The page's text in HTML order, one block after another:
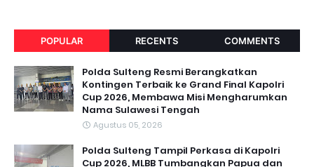
POPULAR RECENTS COMMENTS
Polda Sulteng Resmi Berangkatkan
Kontingen Terbaik ke Grand Final Kapolri
Cup 2026, Membawa Misi Mengharumkan
Nama Sulawesi Tengah
Agustus 05, 2026
Polda Sulteng Tampil Perkasa di Kapolri
Cup 2026, MLBB Tumbangkan Papua dan